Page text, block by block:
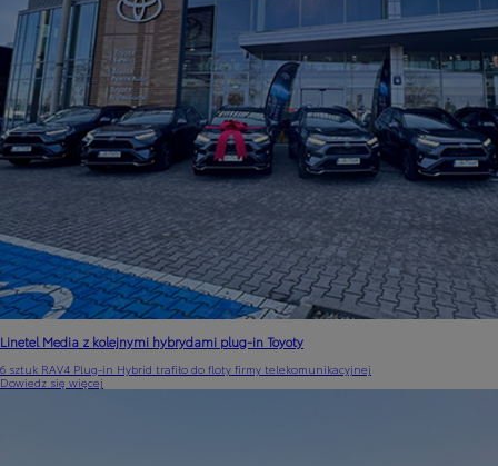
Linetel Media z kolejnymi hybrydami plug-in Toyoty
6 sztuk RAV4 Plug-in Hybrid trafiło do floty firmy telekomunikacyjnej
Dowiedz się więcej